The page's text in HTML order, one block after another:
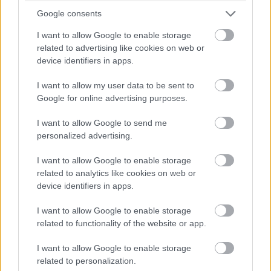
Google consents
I want to allow Google to enable storage
related to advertising like cookies on web or
device identifiers in apps.
I want to allow my user data to be sent to
Google for online advertising purposes.
I want to allow Google to send me
personalized advertising.
I want to allow Google to enable storage
related to analytics like cookies on web or
device identifiers in apps.
I want to allow Google to enable storage
related to functionality of the website or app.
I want to allow Google to enable storage
related to personalization.
szerepet nem kaptam meg. A Shazam volt az
egyik. A Deadpool univerzumba is próbálkoztam
bekerülni, de visszautasítottak. A Marvel-
univerzumot is megpróbáltam, szintén
visszautasítás lett a vége. De tudjátok,
próbálkoztam tovább. Gyerekfejjel gondolkozom
még ma is, úgyhogy a Shazam hihetetlenül
elolvastam a szkriptet, úgy voltam vele, hogy ez
most nem egy muszáj projekt lenne, hanem amit
Cena azóta már a bőség zavarában szenved, és
elmondása szerint nincs olyan megkeresés, amit ne
azzal kezdene, hogy elolvasná először a forgatókönyvet.
Kivéve, ha egy bizonyos James Gunn keresi meg őt.
"James Gunn az egyetlen ember, akiben vakon
megbízom. Vakon megbízom benne a